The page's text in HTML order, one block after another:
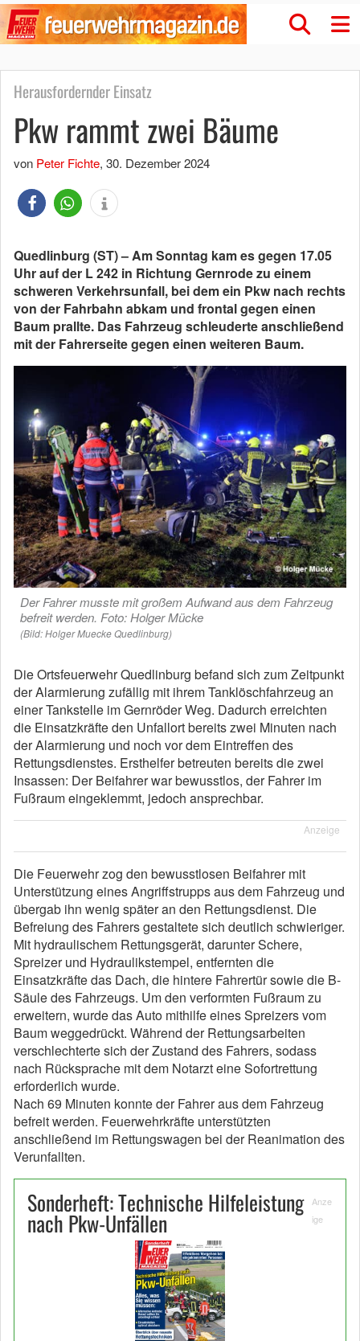
Herausfordernder Einsatz
Pkw rammt zwei Bäume
von Peter Fichte, 30. Dezember 2024
Quedlinburg (ST) – Am Sonntag kam es gegen 17.05
Uhr auf der L 242 in Richtung Gernrode zu einem
schweren Verkehrsunfall, bei dem ein Pkw nach rechts
von der Fahrbahn abkam und frontal gegen einen
Baum prallte. Das Fahrzeug schleuderte anschließend
mit der Fahrerseite gegen einen weiteren Baum.
Der Fahrer musste mit großem Aufwand aus dem Fahrzeug
befreit werden. Foto: Holger Mücke
(Bild: Holger Muecke Quedlinburg)
Die Ortsfeuerwehr Quedlinburg befand sich zum Zeitpunkt
der Alarmierung zufällig mit ihrem Tanklöschfahrzeug an
einer Tankstelle im Gernröder Weg. Dadurch erreichten
die Einsatzkräfte den Unfallort bereits zwei Minuten nach
der Alarmierung und noch vor dem Eintreffen des
Rettungsdienstes. Ersthelfer betreuten bereits die zwei
Insassen: Der Beifahrer war bewusstlos, der Fahrer im
Fußraum eingeklemmt, jedoch ansprechbar.
Anzeige
Die Feuerwehr zog den bewusstlosen Beifahrer mit
Unterstützung eines Angriffstrupps aus dem Fahrzeug und
übergab ihn wenig später an den Rettungsdienst. Die
Befreiung des Fahrers gestaltete sich deutlich schwieriger.
Mit hydraulischem Rettungsgerät, darunter Schere,
Spreizer und Hydraulikstempel, entfernten die
Einsatzkräfte das Dach, die hintere Fahrertür sowie die B-
Säule des Fahrzeugs. Um den verformten Fußraum zu
erweitern, wurde das Auto mithilfe eines Spreizers vom
Baum weggedrückt. Während der Rettungsarbeiten
verschlechterte sich der Zustand des Fahrers, sodass
nach Rücksprache mit dem Notarzt eine Sofortrettung
erforderlich wurde.
Nach 69 Minuten konnte der Fahrer aus dem Fahrzeug
befreit werden. Feuerwehrkräfte unterstützten
anschließend im Rettungswagen bei der Reanimation des
Verunfallten.
Sonderheft: Technische Hilfeleistung
nach Pkw-Unfällen
Anze
ige